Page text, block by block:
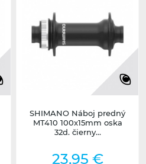
SHIMANO Náboj predný
MT410 100x15mm oska
32d. čierny...
23,95 €